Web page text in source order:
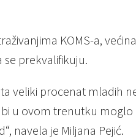
KOMS-a,
se prekvalifikuju.
veliki procenat mladih
u ovom trenutku moglo
navela je Miljana Pejić.